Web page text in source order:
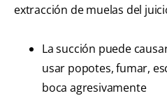
extracción de muelas del
La succión puede
usar popotes, fumar,
boca agresivamente